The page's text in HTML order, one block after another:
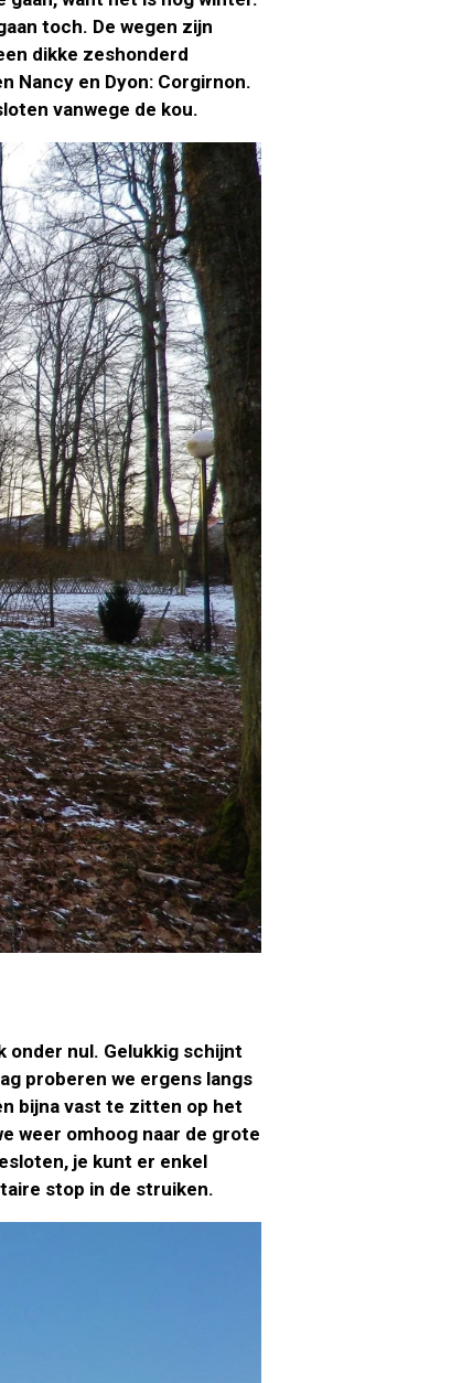
toch. De wegen zijn
dikke zeshonderd
Nancy en Dyon: Corgirnon.
vanwege de kou.
onder nul. Gelukkig schijnt
proberen we ergens langs
bijna vast te zitten op het
weer omhoog naar de grote
je kunt er enkel
stop in de struiken.